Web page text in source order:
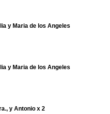
y Maria de los Angeles
y Maria de los Angeles
y Antonio x 2